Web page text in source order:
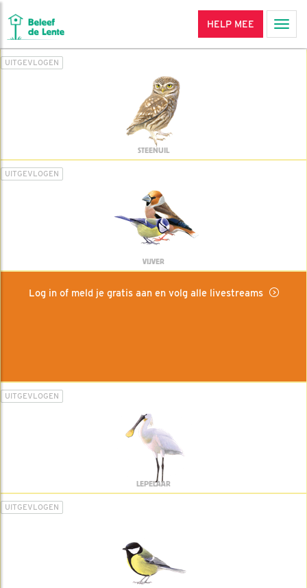
HELP MEE
UITGEVLOGEN
STEENUIL
UITGEVLOGEN
VIJVER
Log in of meld je gratis aan en volg alle livestreams
UITGEVLOGEN
LEPELAAR
UITGEVLOGEN